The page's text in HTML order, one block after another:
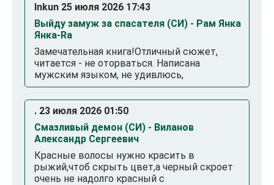
Inkun 25 июля 2026 17:43
Выйду замуж за спасателя (СИ) - Рам Янка
Янка-Ra
Замечательная книга!Отличный сюжет,
читается - не оторваться. Написана
мужским языком, не удивлюсь,
. 23 июля 2026 01:50
Смазливый демон (СИ) - Виланов
Александр Сергеевич
Красные волосы нужно красить в
рыжий,чтоб скрыть цвет,а черный скроет
очень не надолго красный с